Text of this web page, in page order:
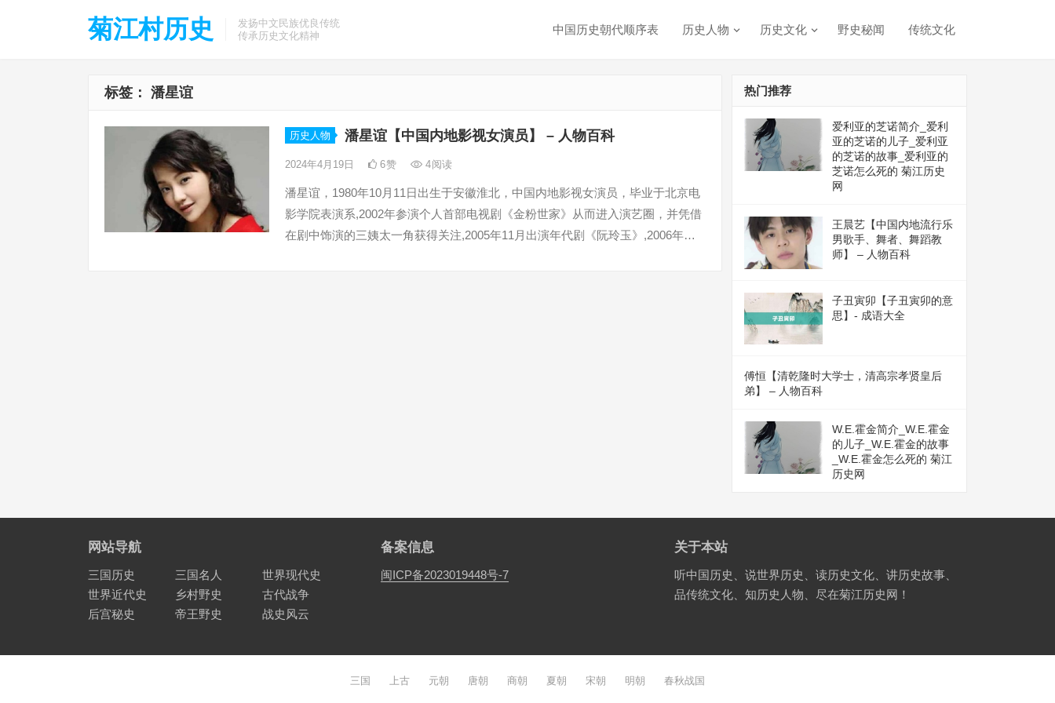
菊江村历史
发扬中文民族优良传统
传承历史文化精神
中国历史朝代顺序表 历史人物 历史文化 野史秘闻 传统文化
标签： 潘星谊
历史人物 潘星谊【中国内地影视女演员】 – 人物百科
2024年4月19日 6赞 4阅读
潘星谊，1980年10月11日出生于安徽淮北，中国内地影视女演员，毕业于北京电
影学院表演系,2002年参演个人首部电视剧《金粉世家》从而进入演艺圈，并凭借
在剧中饰演的三姨太一角获得关注,2005年11月出演年代剧《阮玲玉》,2006年参
热门推荐
爱利亚的芝诺简介_爱利
亚的芝诺的儿子_爱利亚
的芝诺的故事_爱利亚的
芝诺怎么死的 菊江历史
网
王晨艺【中国内地流行乐
男歌手、舞者、舞蹈教
师】 – 人物百科
子丑寅卯【子丑寅卯的意
思】- 成语大全
傅恒【清乾隆时大学士，清高宗孝贤皇后
弟】 – 人物百科
W.E.霍金简介_W.E.霍金
的儿子_W.E.霍金的故事
_W.E.霍金怎么死的 菊江
历史网
网站导航
三国历史 三国名人
世界现代史
世界近代史
乡村野史
古代战争
后宫秘史
帝王野史 战史风云
备案信息
闽ICP备2023019448号-7
关于本站
听中国历史、说世界历史、读历史文化、讲历史故事、
品传统文化、知历史人物、尽在菊江历史网！
三国 上古 元朝 唐朝 商朝 夏朝 宋朝 明朝 春秋战国